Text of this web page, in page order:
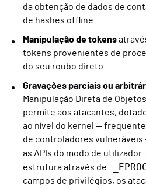
da obtenção de dados de
de hashes offline
Manipulação de tokens
tokens provenientes de
do seu roubo direto
Gravações parciais ou
Manipulação Direta de
permite aos atacantes,
ao nível do kernel —
de controladores
as APIs do modo de utilizador.
estrutura através de
campos de privilégios, os